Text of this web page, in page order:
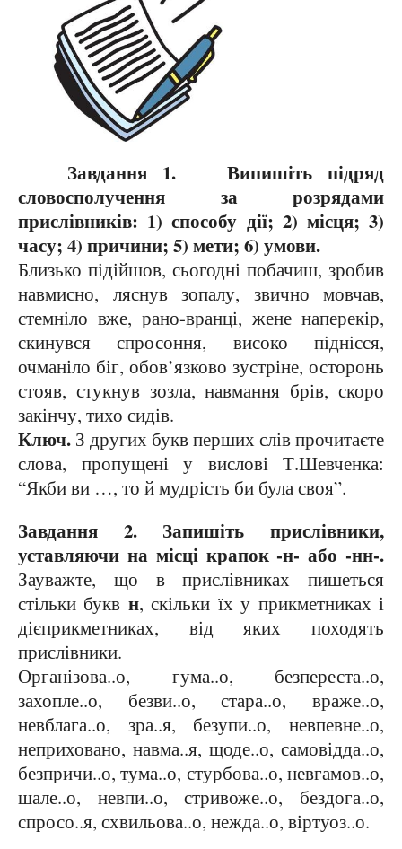
Завдання 1.
Випишіть підряд
словосполучення за розрядами
прислівників: 1) способу дії; 2) місця; 3)
часу; 4) причини; 5) мети; 6) умови.
Близько підійшов, сьогодні побачиш, зробив
навмисно, ляснув зопалу, звично мовчав,
стемніло вже, рано-вранці, жене наперекір,
скинувся спросоння, високо піднісся,
очманіло біг, обов’язково зустріне, осторонь
стояв, стукнув зозла, навмання брів, скоро
закінчу, тихо сидів.
Ключ. З других букв перших слів прочитаєте
слова, пропущені у вислові Т.Шевченка:
“Якби ви …, то й мудрість би була своя”.
Завдання 2. Запишіть прислівники,
уставляючи на місці крапок -н- або -нн-.
Зауважте, що в прислівниках пишеться
стільки букв н, скільки їх у прикметниках і
дієприкметниках, від яких походять
прислівники.
Організова..о, гума..о, безпереста..о,
захопле..о, безви..о, стара..о, враже..о,
невблага..о, зра..я, безупи..о, невпевне..о,
неприховано, навма..я, щоде..о, самовідда..о,
безпричи..о, тума..о, стурбова..о, невгамов..о,
шале..о, невпи..о, стривоже..о, бездога..о,
спросо..я, схвильова..о, нежда..о, віртуоз..о.